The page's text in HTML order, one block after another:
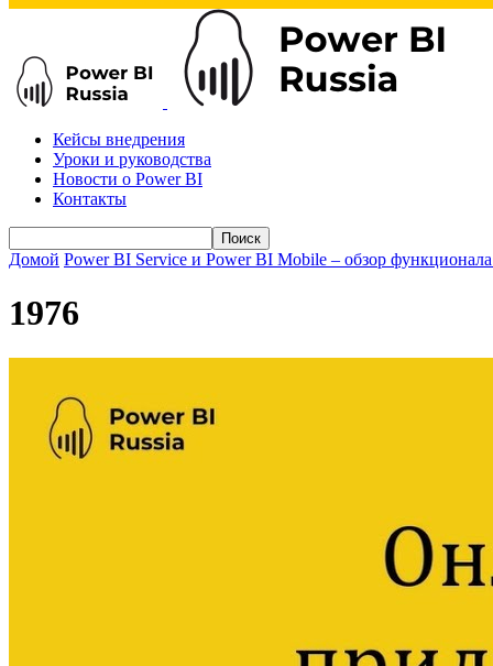
Кейсы внедрения
Уроки и руководства
Новости о Power BI
Контакты
Домой Power BI Service и Power BI Mobile – обзор функционала
1976